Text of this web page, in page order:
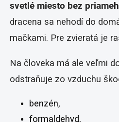
svetlé miesto bez
dracena sa nehodí do
mačkami. Pre zvieratá je
Na človeka má ale veľmi
odstraňuje zo vzduchu
benzén,
formaldehyd,